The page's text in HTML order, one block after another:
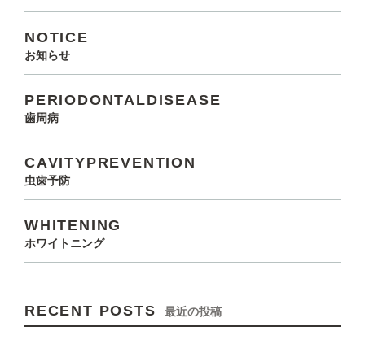
NOTICE
お知らせ
PERIODONTALDISEASE
歯周病
CAVITYPREVENTION
虫歯予防
WHITENING
ホワイトニング
RECENT POSTS 最近の投稿